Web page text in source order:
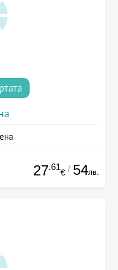
27.61
€ / 54лв.